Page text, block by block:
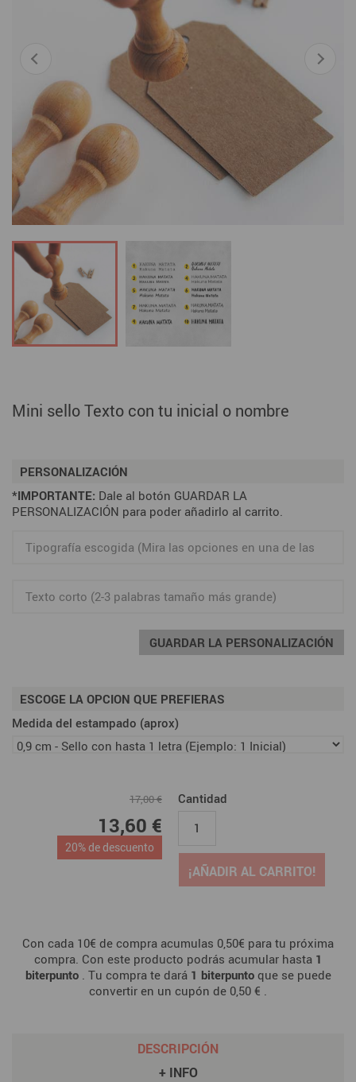
Mini sello Texto con tu inicial o nombre
PERSONALIZACIÓN
*IMPORTANTE: Dale al botón GUARDAR LA
PERSONALIZACIÓN para poder añadirlo al carrito.
GUARDAR LA PERSONALIZACIÓN
ESCOGE LA OPCION QUE PREFIERAS
Medida del estampado (aprox)
17,00 €
13,60 €
20% de descuento
Cantidad
¡AÑADIR AL CARRITO!
Con cada 10€ de compra acumulas 0,50€ para tu próxima
compra. Con este producto podrás acumular hasta 1
biterpunto. Tu compra te dará 1 biterpuntoque se puede
convertir en un cupón de 0,50 €
DESCRIPCIÓN
+ INFO